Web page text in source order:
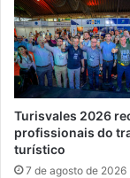
Turisvales 2026
profissionais do
turístico
7 de agosto de 2026